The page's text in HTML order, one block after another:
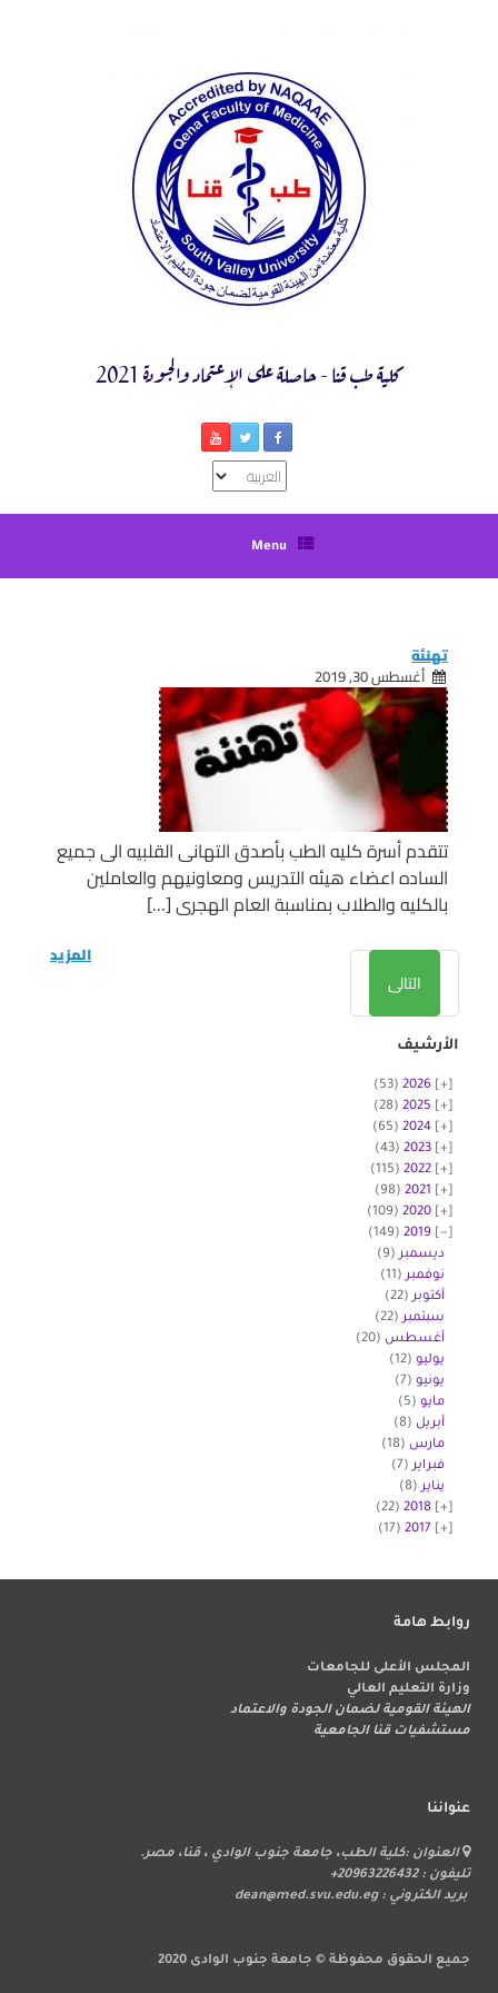
كلية طب قنا - حاصلة على الإعتماد والجودة 2021
اختر
لغة
Menu
تهنئة
أغسطس 30, 2019
تتقدم أسرة كليه الطب بأصدق التهانى القلبيه الى جميع
الساده اعضاء هيئه التدريس ومعاونيهم والعاملين
بالكليه والطلاب بمناسبة العام الهجرى […]
المزيد
التالى
الأرشيف
2026
(53)
2025
(28)
2024
(65)
2023
(43)
2022
(115)
2021
(98)
2020
(109)
2019
(149)
ديسمبر(9)
نوفمبر(11)
أكتوبر(22)
سبتمبر(22)
أغسطس (20)
يوليو (12)
يونيو (7)
مايو (5)
أبريل (8)
مارس (18)
فبراير(7)
يناير(8)
2018
(22)
2017
(17)
روابط هامة
المجلس الأعلى للجامعات
وزارة التعليم العالي
الهيئة القومية لضمان الجودة والاعتماد
مستشفيات قنا الجامعية
عنواننا
العنوان :كلية الطب، جامعة جنوب الوادي ، قنا، مصر.
تليفون : 20963226432+
بريد الكتروني : dean@med.svu.edu.eg
جميع الحقوق محفوظة © جامعة جنوب الوادى 2020